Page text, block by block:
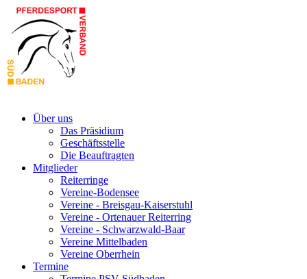
Über uns
Das Präsidium
Geschäftsstelle
Die Beauftragten
Mitglieder
Reiterringe
Vereine-Bodensee
Vereine - Breisgau-Kaiserstuhl
Vereine - Ortenauer Reiterring
Vereine - Schwarzwald-Baar
Vereine Mittelbaden
Vereine Oberrhein
Termine